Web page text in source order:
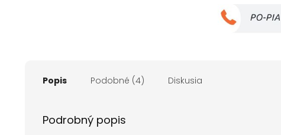
Popis Podobné (4) Diskusia
Podrobný popis